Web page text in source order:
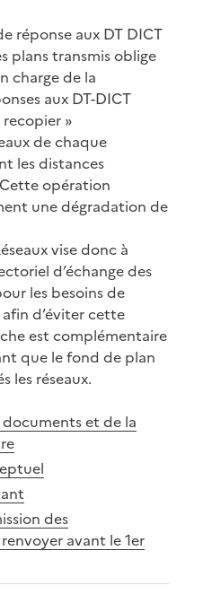
réponse aux DT DICT
plans transmis oblige
charge de la
aux DT-DICT
recopier »
de chaque
les distances
opération
une dégradation de
vise donc à
d’échange des
les besoins de
d’éviter cette
est complémentaire
que le fond de plan
les réseaux.
et de la
des
avant le 1er